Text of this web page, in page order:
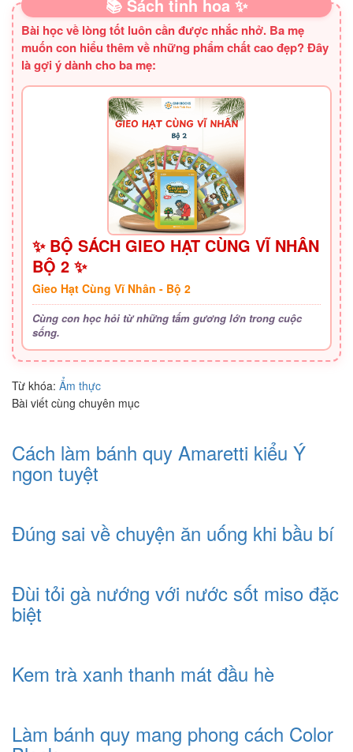
📚 Sách tinh hoa ✨
Bài học về lòng tốt luôn cần được nhắc nhở. Ba mẹ
muốn con hiểu thêm về những phẩm chất cao đẹp? Đây
là gợi ý dành cho ba mẹ:
✨ BỘ SÁCH GIEO HẠT CÙNG VĨ NHÂN
BỘ 2 ✨
Gieo Hạt Cùng Vĩ Nhân - Bộ 2
Cùng con học hỏi từ những tấm gương lớn trong cuộc
sống.
Từ khóa: Ẩm thực
Bài viết cùng chuyên mục
Cách làm bánh quy Amaretti kiểu Ý
ngon tuyệt
Đúng sai về chuyện ăn uống khi bầu bí
Đùi tỏi gà nướng với nước sốt miso đặc
biệt
Kem trà xanh thanh mát đầu hè
Làm bánh quy mang phong cách Color